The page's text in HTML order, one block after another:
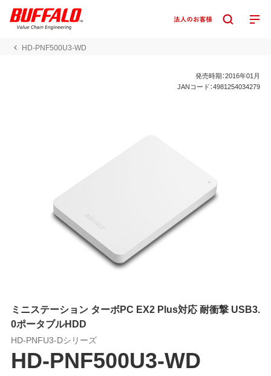
HD-PNF500U3-WD
発売時期：2016年01月
JANコード：4981254034279
ミニステーション ターボPC EX2 Plus対応 耐衝撃 USB3.
0ポータブルHDD
HD-PNFU3-Dシリーズ
HD-PNF500U3-WD